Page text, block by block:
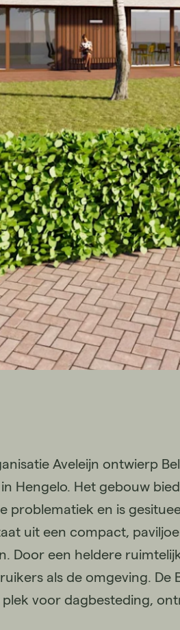
Aveleijn ontwierp
Hengelo. Het gebouw
problematiek en is
uit een compact,
Door een heldere
als de omgeving.
voor dagbesteding,